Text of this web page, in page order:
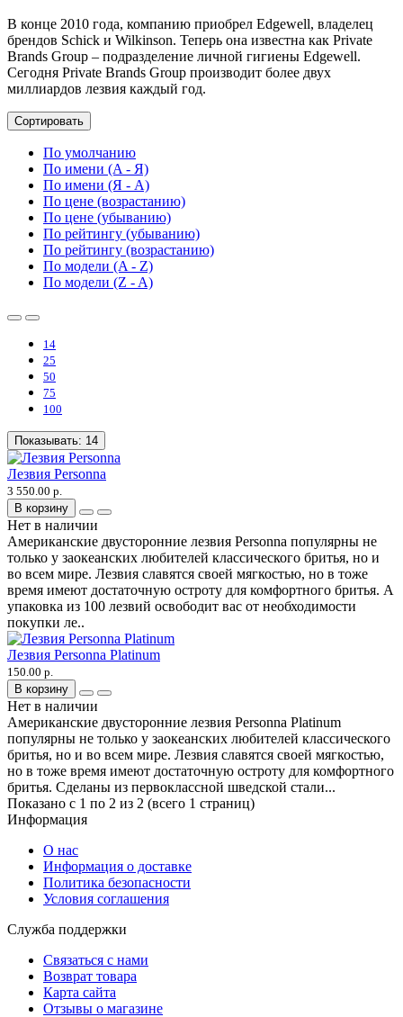
В конце 2010 года, компанию приобрел Edgewell, владелец
брендов Schick и Wilkinson. Теперь она известна как Private
Brands Group – подразделение личной гигиены Edgewell.
Сегодня Private Brands Group производит более двух
миллиардов лезвия каждый год.
Сортировать
По умолчанию
По имени (A - Я)
По имени (Я - A)
По цене (возрастанию)
По цене (убыванию)
По рейтингу (убыванию)
По рейтингу (возрастанию)
По модели (A - Z)
По модели (Z - A)
14
25
50
75
100
Показывать: 14
Лезвия Personna
3 550.00 р.
В корзину
Нет в наличии
Американские двусторонние лезвия Personna популярны не
только у заокеанских любителей классического бритья, но и
во всем мире. Лезвия славятся своей мягкостью, но в тоже
время имеют достаточную остроту для комфортного бритья. А
упаковка из 100 лезвий освободит вас от необходимости
покупки ле..
Лезвия Personna Platinum
150.00 р.
В корзину
Нет в наличии
Американские двусторонние лезвия Personna Platinum
популярны не только у заокеанских любителей классического
бритья, но и во всем мире. Лезвия славятся своей мягкостью,
но в тоже время имеют достаточную остроту для комфортного
бритья. Сделаны из первоклассной шведской стали...
Показано с 1 по 2 из 2 (всего 1 страниц)
Информация
О нас
Информация о доставке
Политика безопасности
Условия соглашения
Служба поддержки
Связаться с нами
Возврат товара
Карта сайта
Отзывы о магазине